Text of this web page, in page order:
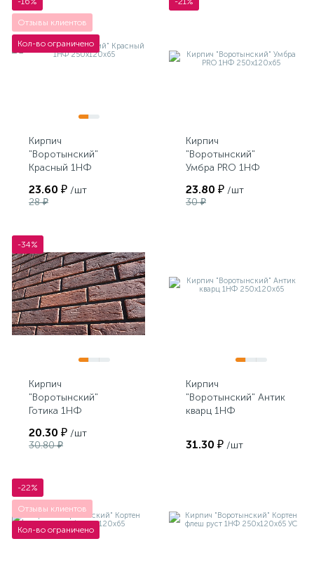
Отзывы клиентов
Кол-во ограничено
Кирпич
"Воротынский"
Красный 1НФ
23.60 ₽ /шт
28 ₽
Кирпич
"Воротынский"
Умбра PRO 1НФ
23.80 ₽ /шт
30 ₽
-34%
Кирпич
"Воротынский"
Готика 1НФ
20.30 ₽ /шт
30.80 ₽
Кирпич
"Воротынский" Антик
кварц 1НФ
31.30 ₽ /шт
-22%
Отзывы клиентов
Кол-во ограничено